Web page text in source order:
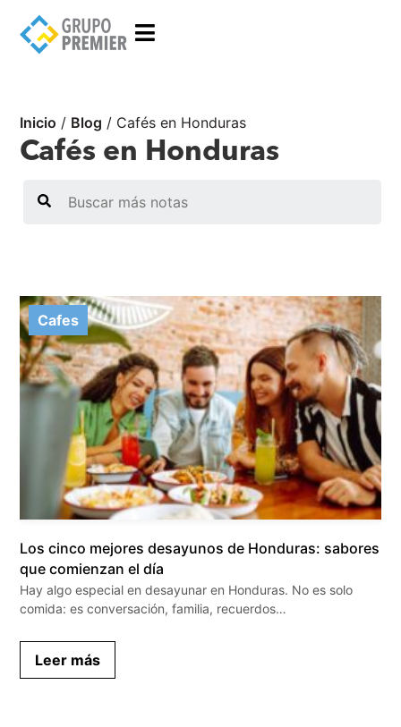
Inicio / Blog / Cafés en Honduras
Cafés en Honduras
Cafes
Los cinco mejores desayunos de Honduras: sabores
que comienzan el día
Hay algo especial en desayunar en Honduras. No es solo
comida: es conversación, familia, recuerdos…
Leer más